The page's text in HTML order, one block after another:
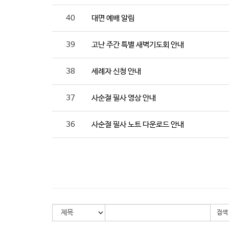
40 대면 예배 알림
39 고난 주간 특별 새벽기도회 안내
38 세례자 신청 안내
37 사순절 필사 영상 안내
36 사순절 필사 노트 다운로드 안내
검색